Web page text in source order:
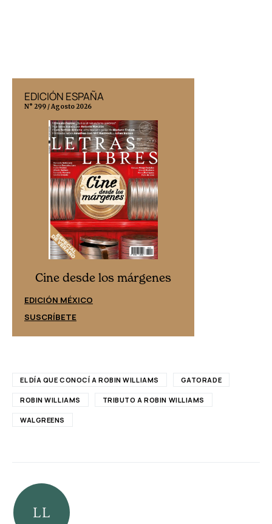
EDICIÓN ESPAÑA
N° 299 / Agosto 2026
Cine desde los márgenes
EDICIÓN MÉXICO
SUSCRÍBETE
EL DÍA QUE CONOCÍ A ROBIN WILLIAMS GATORADE
ROBIN WILLIAMS TRIBUTO A ROBIN WILLIAMS
WALGREENS